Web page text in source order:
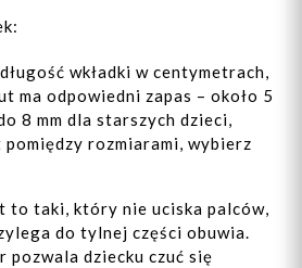
wkładki w centymetrach,
ma odpowiedni zapas – około 5
8 mm dla starszych dzieci,
rozmiarami, wybierz
to taki, który nie uciska palców,
do tylnej części obuwia.
pozwala dziecku czuć się